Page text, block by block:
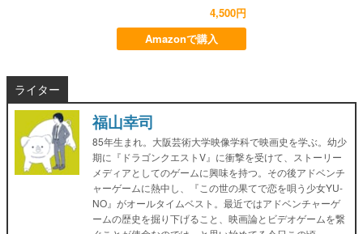
4,500円
Amazonで購入
ライター
福山幸司
85年生まれ。大阪芸術大学映像学科で映画史を学ぶ。幼少
期に『ドラゴンクエストV』に衝撃を受けて、ストーリー
メディアとしてのゲームに興味を持つ。その後アドベンチ
ャーゲームに熱中し、『この世の果てで恋を唄う少女YU-
NO』がオールタイムベスト。最近ではアドベンチャーゲ
ームの歴史を掘り下げること、映画論とビデオゲームを繋